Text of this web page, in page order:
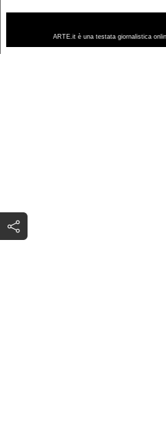
ARTE.it è una testata giornalistica